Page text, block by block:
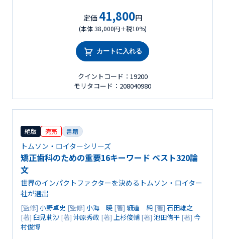
定価 41,800円
(本体 38,000円＋税10%)
カートに入れる
クイントコード：19200
モリタコード：208040980
絶版 完売 書籍
トムソン・ロイターシリーズ
矯正歯科のための重要16キーワード ベスト320論
文
世界のインパクトファクターを決めるトムソン・ロイター
社が選出
[監修] 小野卓史 [監修] 小海 暁 [著] 細道 純 [著] 石田雄之
[著] 臼見莉沙 [著] 沖原秀政 [著] 上杉俊輔 [著] 池田侑平 [著] 今
村俊博